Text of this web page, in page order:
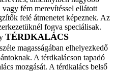
fém merevítéssel ellátott
felé átmenetet képeznek. Az
fogva speciálisak.
TÉRDKALÁCS
magasságában elhelyezkedő
A térdkalácson tapadó
mozgását. A térdkalács belső